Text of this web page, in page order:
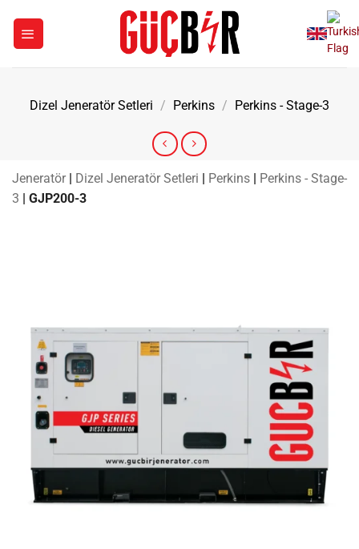
Dizel Jeneratör Setleri / Perkins / Perkins - Stage-3
Jeneratör | Dizel Jeneratör Setleri | Perkins | Perkins - Stage-
3 | GJP200-3